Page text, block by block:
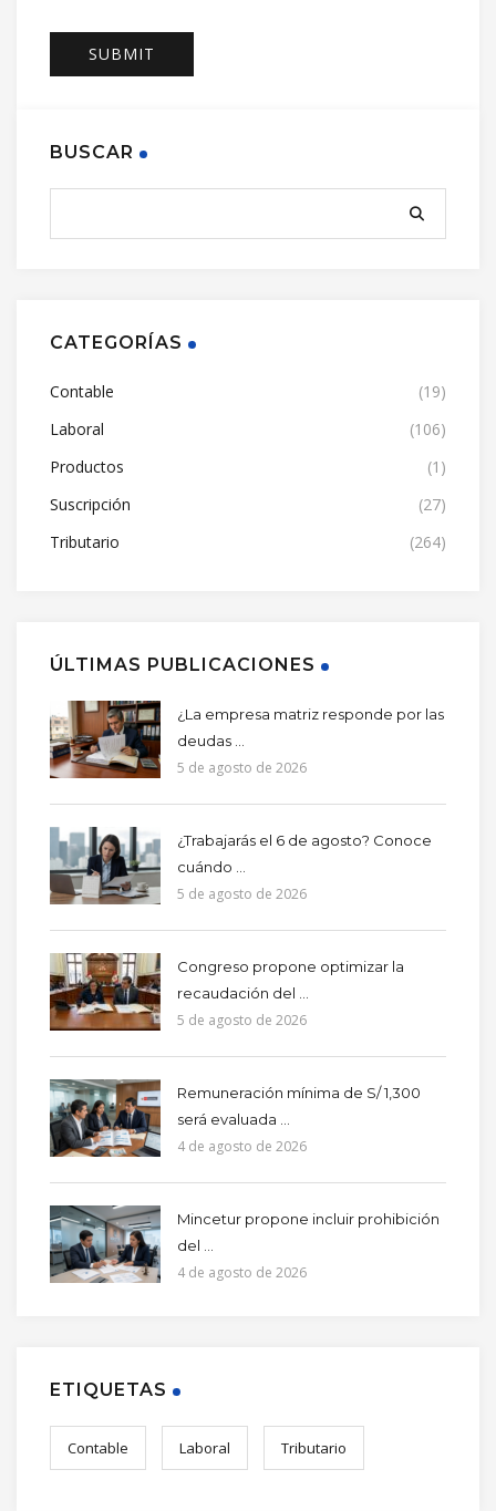
BUSCAR
CATEGORÍAS
Contable
(19)
Laboral
(106)
Productos
(1)
Suscripción
(27)
Tributario
(264)
ÚLTIMAS PUBLICACIONES
¿La empresa matriz responde por las
deudas ...
5 de agosto de 2026
¿Trabajarás el 6 de agosto? Conoce
cuándo ...
5 de agosto de 2026
Congreso propone optimizar la
recaudación del ...
5 de agosto de 2026
Remuneración mínima de S/ 1,300
será evaluada ...
4 de agosto de 2026
Mincetur propone incluir prohibición
del ...
4 de agosto de 2026
ETIQUETAS
Contable Laboral Tributario